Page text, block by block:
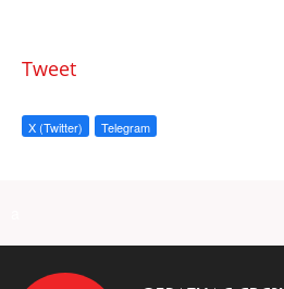
Tweet
X (Twitter) Telegram